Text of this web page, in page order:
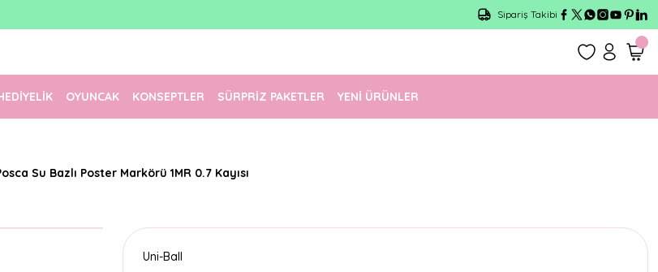
1500 TL Üzeri Ücretsiz Kargo
Sipariş Takibi
OYUNCAK KONSEPTLER SÜRPRİZ PAKETLER YENİ ÜRÜNLER
Su Bazlı Poster Markörü 1MR 0.7 Kayısı
Uni-Ball